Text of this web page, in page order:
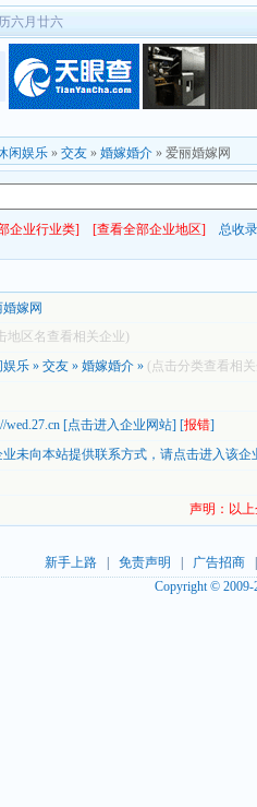
六月廿六
闲娱乐 » 交友 » 婚嫁婚介 » 爱丽婚嫁网
企业行业类] [查看全部企业地区] 总收
嫁网
地区名查看相关企业)
娱乐 » 交友 » 婚嫁婚介 » (点击分类查看相
wed.27.cn [点击进入企业网站] [报错]
未向本站提供联系方式， 请点击进入该企
声明：以
新手上路| 免责声明 广告招商
Copyright ©